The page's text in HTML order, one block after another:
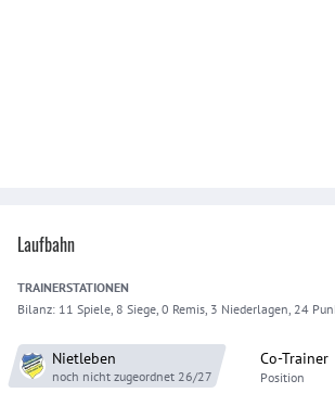
Laufbahn
TRAINERSTATIONEN
Bilanz: 11 Spiele, 8 Siege, 0 Remis, 3 Niederlagen, 24
Nietleben
noch nicht zugeordnet 26/27
Co-Trainer
Position